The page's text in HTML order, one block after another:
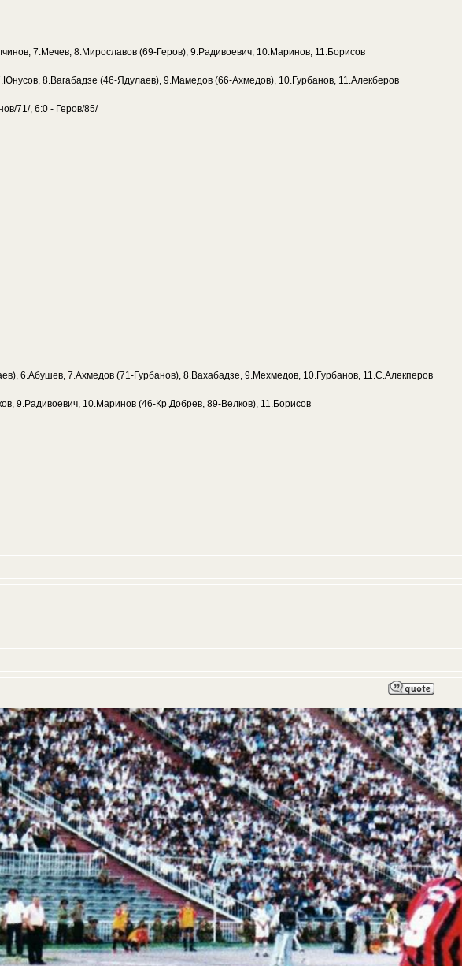
7.Мечев, 8.Мирославов (69-Геров), 9.Радивоевич, 10.Маринов, 11.Борисов
8.Вагабадзе (46-Ядулаев), 9.Мамедов (66-Ахмедов), 10.Гурбанов, 11.Алекберов
71/, 6:0 - Геров/85/
6.Абушев, 7.Ахмедов (71-Гурбанов), 8.Вахабадзе, 9.Мехмедов, 10.Гурбанов, 11.С.Алекперов
9.Радивоевич, 10.Маринов (46-Кр.Добрев, 89-Велков), 11.Борисов